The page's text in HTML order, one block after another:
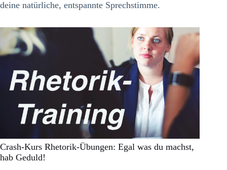
deine natürliche, entspannte Sprechstimme.
Crash-Kurs Rhetorik-Übungen: Egal was du machst,
hab Geduld!